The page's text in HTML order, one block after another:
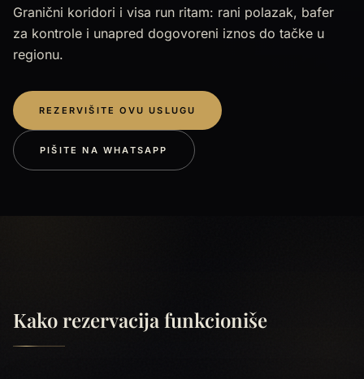
Granični koridori i visa run ritam: rani polazak, bafer
za kontrole i unapred dogovoreni iznos do tačke u
regionu.
REZERVIŠITE OVU USLUGU
PIŠITE NA WHATSAPP
Kako rezervacija funkcioniše